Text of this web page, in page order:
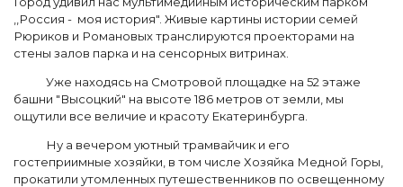
,,Россия - моя история". Живые картины истории семей
Рюриков и Романовых транслируются проекторами на
стены залов парка и на сенсорных витринах.
Уже находясь на Смотровой площадке на 52 этаже
башни "Высоцкий" на высоте 186 метров от земли, мы
ощутили все величие и красоту Екатеринбурга.
Ну а вечером уютный трамвайчик и его
гостеприимные хозяйки, в том числе Хозяйка Медной Горы,
прокатили утомленных путешественников по освещенному